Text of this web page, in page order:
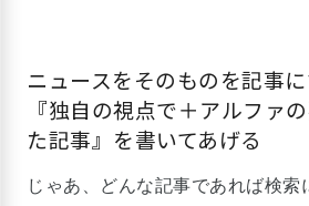
ニュースをそのものを記事に
『独自の視点で＋アルファ
た記事』を書いてあげる
じゃあ、どんな記事であれば検索